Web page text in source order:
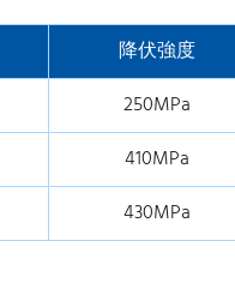
降伏強度
250MPa
410MPa
430MPa